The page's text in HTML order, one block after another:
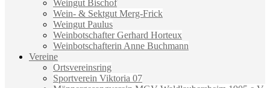
Weingut Bischof
Wein- & Sektgut Merg-Frick
Weingut Paulus
Weinbotschafter Gerhard Horteux
Weinbotschafterin Anne Buchmann
Vereine
Ortsvereinsring
Sportverein Viktoria 07